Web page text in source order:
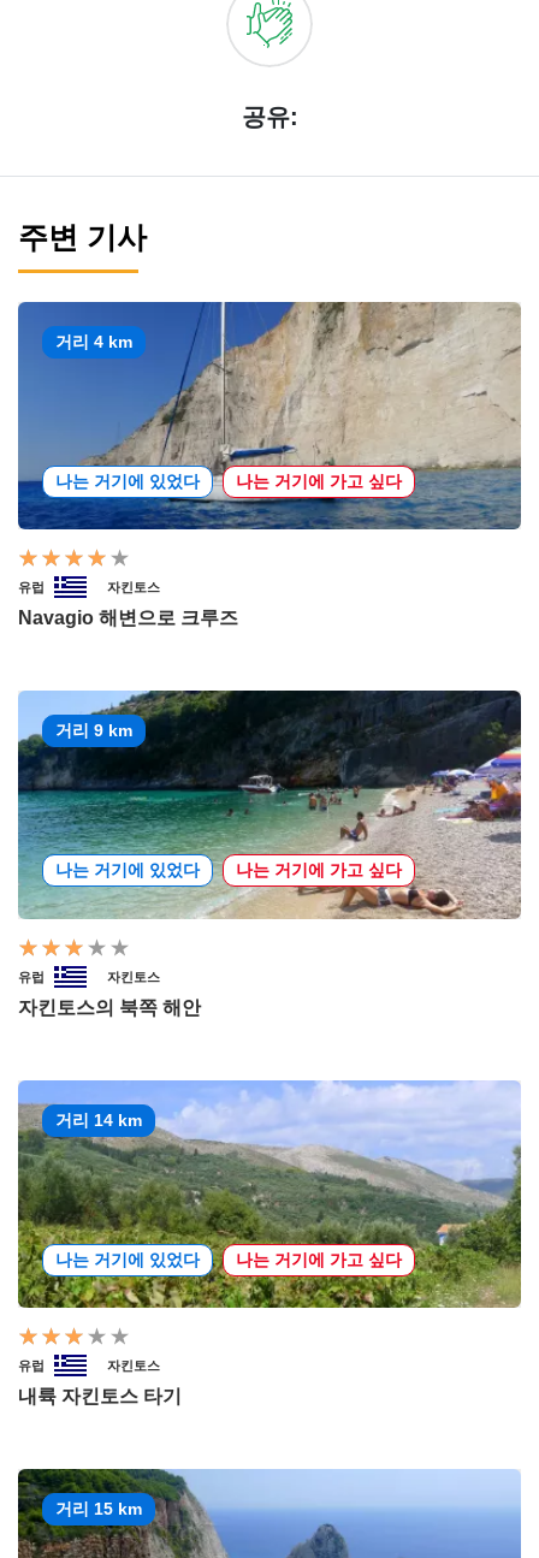
공유:
주변 기사
거리 4 km
나는 거기에 있었다 나는 거기에 가고 싶다
유럽 자킨토스
Navagio 해변으로 크루즈
거리 9 km
나는 거기에 있었다 나는 거기에 가고 싶다
유럽 자킨토스
자킨토스의 북쪽 해안
거리 14 km
나는 거기에 있었다 나는 거기에 가고 싶다
유럽 자킨토스
내륙 자킨토스 타기
거리 15 km